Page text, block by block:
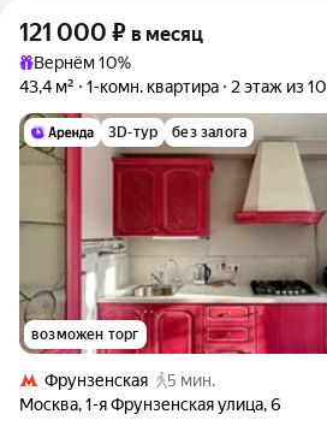
121 000 ₽ в месяц
Вернём 10%
43,4 м²
1-комн. квартира 2 этаж из 10
3D-тур без залога
возможен торг
Фрунзенская
5 мин.
Москва,1-я Фрунзенская улица,6